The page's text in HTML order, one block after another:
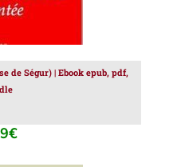
de Ségur) | Ebook epub, pdf,
€